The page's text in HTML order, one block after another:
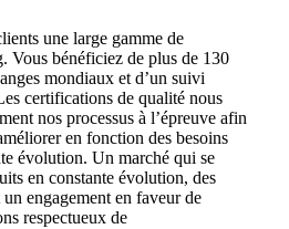
une large gamme de
Vous bénéficiez de plus de 130
mondiaux et d’un suivi
certifications de qualité nous
nos processus à l’épreuve afin
en fonction des besoins
évolution. Un marché qui se
en constante évolution, des
engagement en faveur de
respectueux de